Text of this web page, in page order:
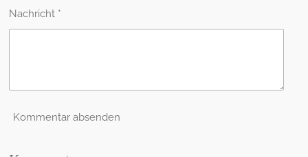
Nachricht *
Kommentar absenden